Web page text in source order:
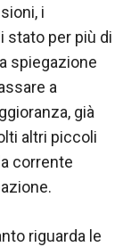
i
stato per più di
spiegazione
a
già
altri piccoli
corrente
riguarda le